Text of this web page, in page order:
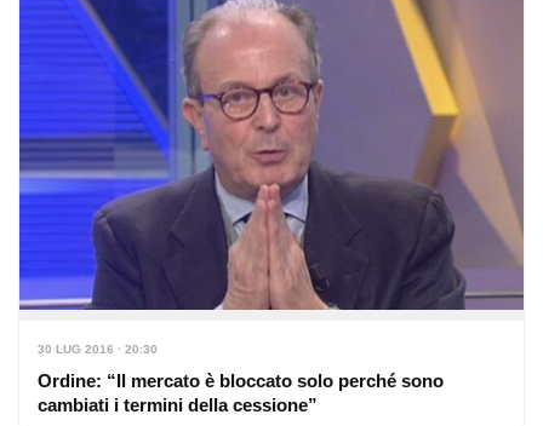
30 LUG 2016 · 20:30
Ordine: “Il mercato è bloccato solo perché sono
cambiati i termini della cessione”